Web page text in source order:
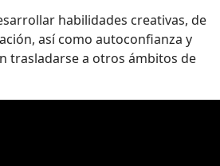
habilidades creativas, de
así como autoconfianza y
trasladarse a otros ámbitos de